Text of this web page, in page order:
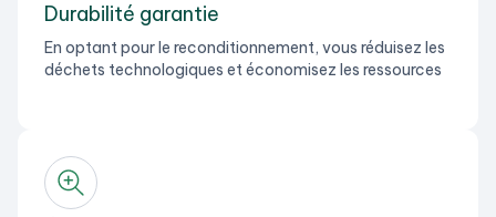
Durabilité garantie
En optant pour le reconditionnement, vous réduisez les
déchets technologiques et économisez les ressources